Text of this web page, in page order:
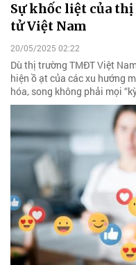
Sự khốc liệt của
tử Việt Nam
20/05/2025 02:22
Dù thị trường TMĐT Việt
hiện ồ ạt của các xu hướng
hóa, song không phải mọi